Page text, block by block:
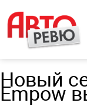
Новый
Empow